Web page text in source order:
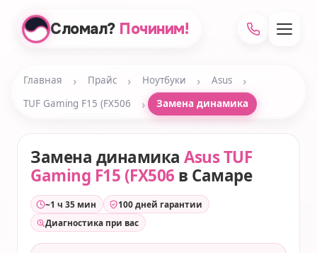
Сломал? Починим!
Главная › Прайс › Ноутбуки › Asus ›
TUF Gaming F15 (FX506 › Замена динамика
Замена динамика Asus TUF
Gaming F15 (FX506 в Самаре
~1 ч 35 мин
100 дней гарантии
Диагностика при вас